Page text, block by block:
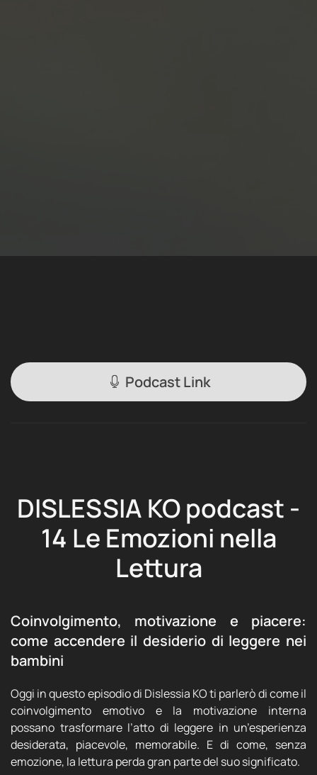
Podcast Link
DISLESSIA KO podcast -
14 Le Emozioni nella
Lettura
Coinvolgimento, motivazione e piacere:
come accendere il desiderio di leggere nei
bambini
Oggi in questo episodio di Dislessia KO ti parlerò di come il
coinvolgimento emotivo e la motivazione interna
possano trasformare l’atto di leggere in un’esperienza
desiderata, piacevole, memorabile. E di come, senza
emozione, la lettura perda gran parte del suo significato.